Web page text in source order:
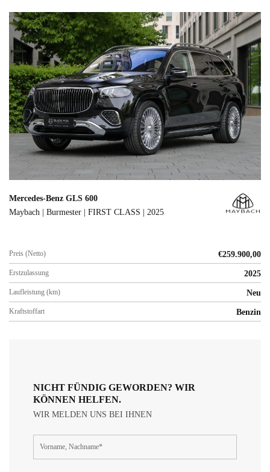
Mercedes-Benz GLS 600
Maybach | Burmester | FIRST CLASS | 2025
Preis (Netto) €259.900,00
Erstzulassung 2025
Laufleistung (km) Neu
Kraftstoffart Benzin
NICHT FÜNDIG GEWORDEN? WIR
KÖNNEN HELFEN.
WIR MELDEN UNS BEI IHNEN